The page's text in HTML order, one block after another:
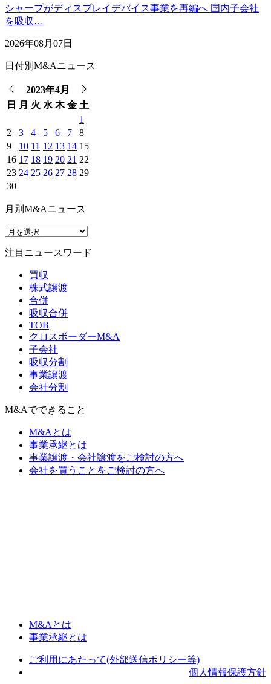
シャープがディスプレイデバイス事業を再編へ 国内子会社
を吸収…
2026年08月07日
日付別M&Aニュース
2023年4月
日
月 火 水 木 金 土
1
2
3 4 5 6 7
8
9
10 11 12 13 14 15
16 17 18 19 20 21 22
23 24 25 26 27 28 29
30
月別M&Aニュース
注目ニュースワード
買収
株式譲渡
合併
吸収合併
TOB
クロスボーダーM&A
子会社
吸収分割
事業譲渡
会社分割
M&Aでできること
M&Aとは
事業承継とは
事業譲渡・会社譲渡をご検討の方へ
会社を買うことをご検討の方へ
M&Aとは
事業承継とは
ご利用にあたって(外部送信ポリシー等)
個人情報保護方針